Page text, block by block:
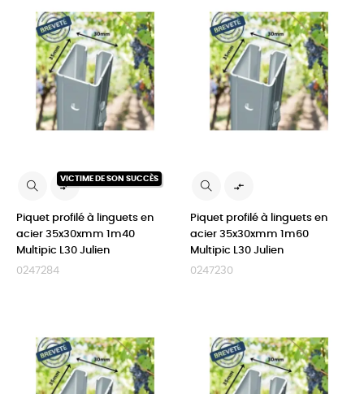
VICTIME DE SON SUCCÈS

Piquet profilé à linguets en
acier 35x30xmm 1m40
Multipic L30 Julien
0247284

Piquet profilé à linguets en
acier 35x30xmm 1m60
Multipic L30 Julien
0247230